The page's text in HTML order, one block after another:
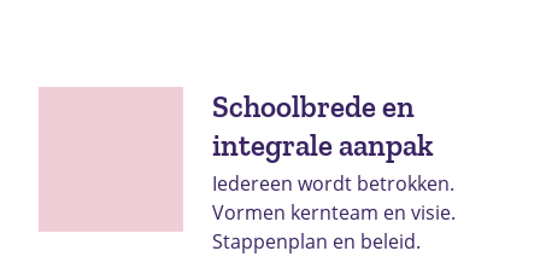
Schoolbrede en
integrale aanpak
Iedereen wordt betrokken.
Vormen kernteam en visie.
Stappenplan en beleid.